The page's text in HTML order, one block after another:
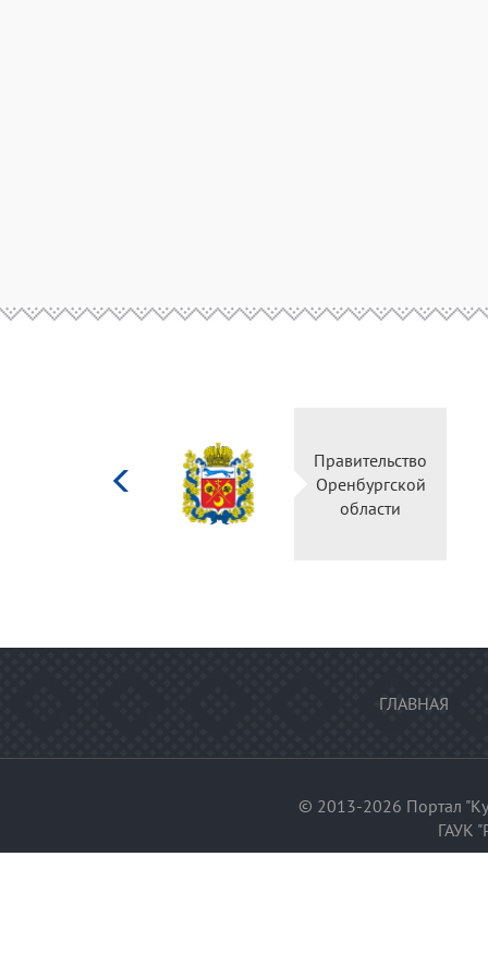
культуры
Российской
Правительство
Оренбургской
области
ГЛАВНАЯ
© 2013-2026 Портал
ГАУК